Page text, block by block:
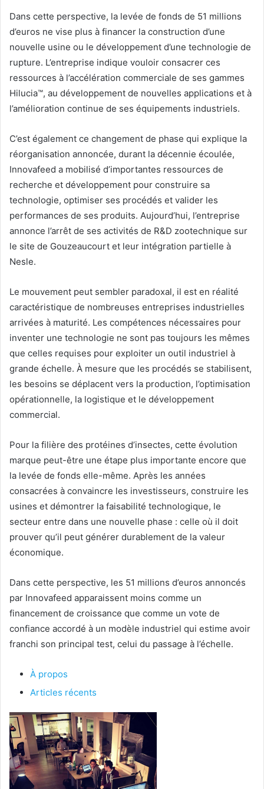
Dans cette perspective, la levée de fonds de 51 millions
d’euros ne vise plus à financer la construction d’une
nouvelle usine ou le développement d’une technologie de
rupture. L’entreprise indique vouloir consacrer ces
ressources à l’accélération commerciale de ses gammes
Hilucia™, au développement de nouvelles applications et à
l’amélioration continue de ses équipements industriels.
C’est également ce changement de phase qui explique la
réorganisation annoncée, durant la décennie écoulée,
Innovafeed a mobilisé d’importantes ressources de
recherche et développement pour construire sa
technologie, optimiser ses procédés et valider les
performances de ses produits. Aujourd’hui, l’entreprise
annonce l’arrêt de ses activités de R&D zootechnique sur
le site de Gouzeaucourt et leur intégration partielle à
Nesle.
Le mouvement peut sembler paradoxal, il est en réalité
caractéristique de nombreuses entreprises industrielles
arrivées à maturité. Les compétences nécessaires pour
inventer une technologie ne sont pas toujours les mêmes
que celles requises pour exploiter un outil industriel à
grande échelle. À mesure que les procédés se stabilisent,
les besoins se déplacent vers la production, l’optimisation
opérationnelle, la logistique et le développement
commercial.
Pour la filière des protéines d’insectes, cette évolution
marque peut-être une étape plus importante encore que
la levée de fonds elle-même. Après les années
consacrées à convaincre les investisseurs, construire les
usines et démontrer la faisabilité technologique, le
secteur entre dans une nouvelle phase : celle où il doit
prouver qu’il peut générer durablement de la valeur
économique.
Dans cette perspective, les 51 millions d’euros annoncés
par Innovafeed apparaissent moins comme un
financement de croissance que comme un vote de
confiance accordé à un modèle industriel qui estime avoir
franchi son principal test, celui du passage à l’échelle.
À propos
Articles récents